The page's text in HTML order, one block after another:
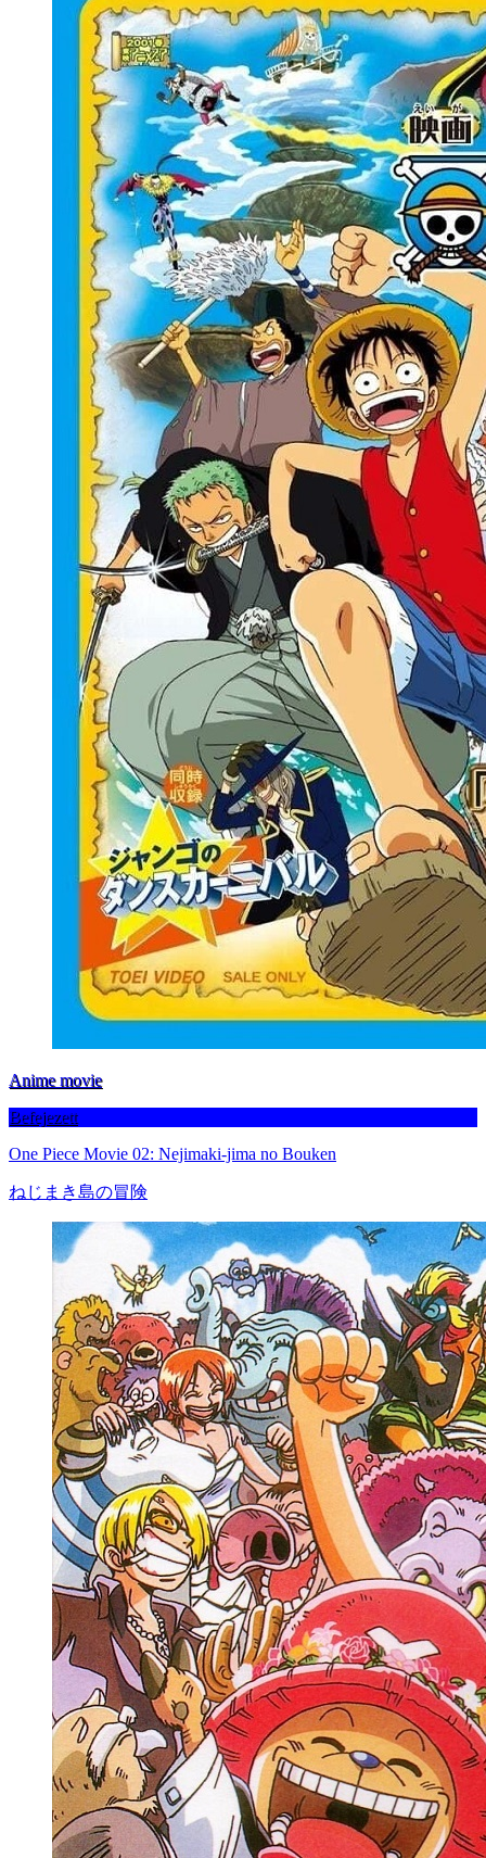
Anime movie
Befejezett
One Piece Movie 02: Nejimaki-jima no Bouken
ねじまき島の冒険